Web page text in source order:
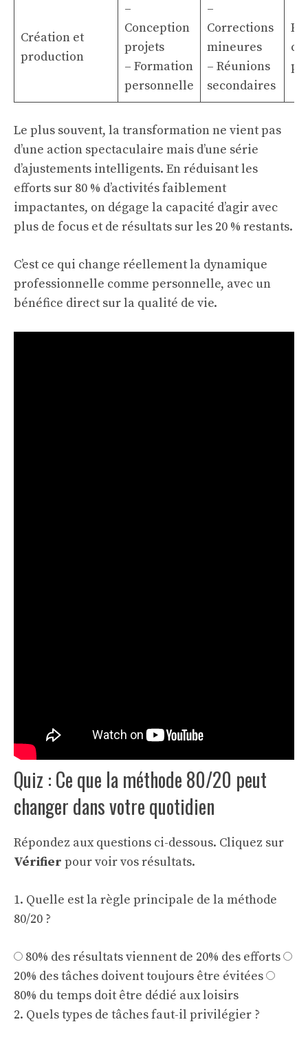
Création et
production
–
Conception
projets
– Formation
personnelle
–
Corrections
mineures
– Réunions
secondaires
Le plus souvent, la transformation ne vient pas
d’une action spectaculaire mais d’une série
d’ajustements intelligents. En réduisant les
efforts sur 80 % d’activités faiblement
impactantes, on dégage la capacité d’agir avec
plus de focus et de résultats sur les 20 % restants.
C’est ce qui change réellement la dynamique
professionnelle comme personnelle, avec un
bénéfice direct sur la qualité de vie.
Quiz : Ce que la méthode 80/20 peut
changer dans votre quotidien
Répondez aux questions ci-dessous. Cliquez sur
Vérifier pour voir vos résultats.
1. Quelle est la règle principale de la méthode
80/20 ?
80% des résultats viennent de 20% des efforts
20% des tâches doivent toujours être évitées
80% du temps doit être dédié aux loisirs
2. Quels types de tâches faut-il privilégier ?